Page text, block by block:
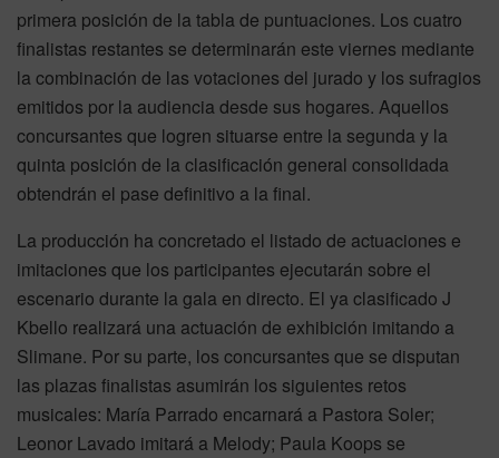
primera posición de la tabla de puntuaciones. Los cuatro
finalistas restantes se determinarán este viernes mediante
la combinación de las votaciones del jurado y los sufragios
emitidos por la audiencia desde sus hogares. Aquellos
concursantes que logren situarse entre la segunda y la
quinta posición de la clasificación general consolidada
obtendrán el pase definitivo a la final.
La producción ha concretado el listado de actuaciones e
imitaciones que los participantes ejecutarán sobre el
escenario durante la gala en directo. El ya clasificado J
Kbello realizará una actuación de exhibición imitando a
Slimane. Por su parte, los concursantes que se disputan
las plazas finalistas asumirán los siguientes retos
musicales: María Parrado encarnará a Pastora Soler;
Leonor Lavado imitará a Melody; Paula Koops se